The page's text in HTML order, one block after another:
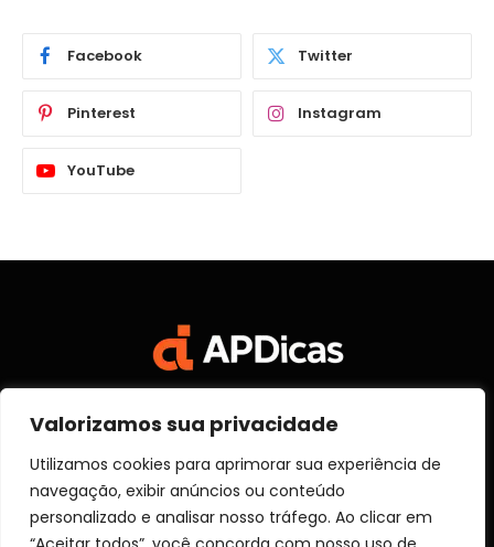
Valorizamos sua privacidade
Utilizamos cookies para aprimorar sua experiência de
navegação, exibir anúncios ou conteúdo
personalizado e analisar nosso tráfego. Ao clicar em
Facebook Twitter
Pinterest Instagram
YouTube
(Twitter)
SOBRE NÓS
POLITICA DE PRIVACIDADE
TERMOS DE USO